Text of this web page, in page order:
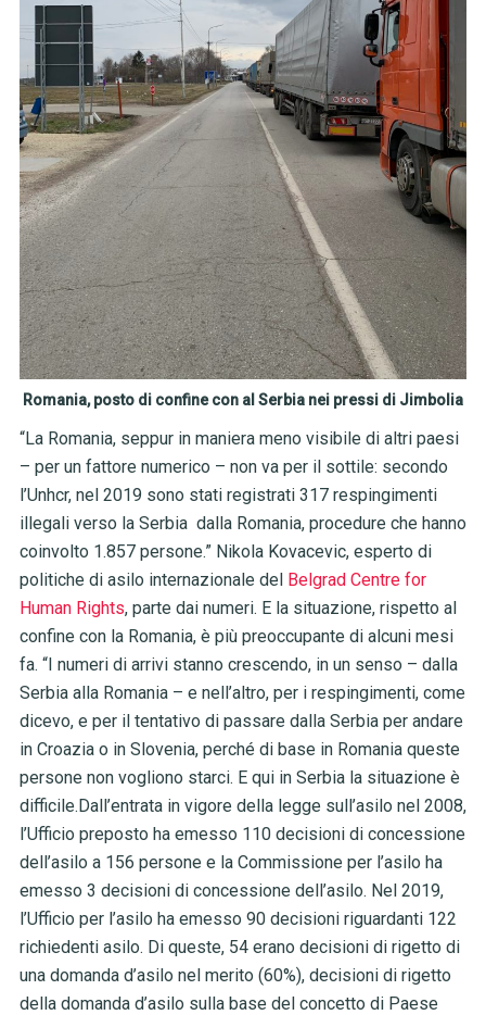
Romania, posto di confine con al Serbia nei pressi di Jimbolia
“La Romania, seppur in maniera meno visibile di altri paesi
– per un fattore numerico – non va per il sottile: secondo
l’Unhcr, nel 2019 sono stati registrati 317 respingimenti
illegali verso la Serbia dalla Romania, procedure che hanno
coinvolto 1.857 persone.” Nikola Kovacevic, esperto di
politiche di asilo internazionale del Belgrad Centre for
Human Rights, parte dai numeri. E la situazione, rispetto al
confine con la Romania, è più preoccupante di alcuni mesi
fa. “I numeri di arrivi stanno crescendo, in un senso – dalla
Serbia alla Romania – e nell’altro, per i respingimenti, come
dicevo, e per il tentativo di passare dalla Serbia per andare
in Croazia o in Slovenia, perché di base in Romania queste
persone non vogliono starci. E qui in Serbia la situazione è
difficile.Dall’entrata in vigore della legge sull’asilo nel 2008,
l’Ufficio preposto ha emesso 110 decisioni di concessione
dell’asilo a 156 persone e la Commissione per l’asilo ha
emesso 3 decisioni di concessione dell’asilo. Nel 2019,
l’Ufficio per l’asilo ha emesso 90 decisioni riguardanti 122
richiedenti asilo. Di queste, 54 erano decisioni di rigetto di
una domanda d’asilo nel merito (60%), decisioni di rigetto
della domanda d’asilo sulla base del concetto di Paese